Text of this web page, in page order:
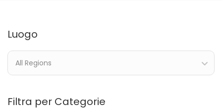
Luogo
All Regions
Filtra per Categorie